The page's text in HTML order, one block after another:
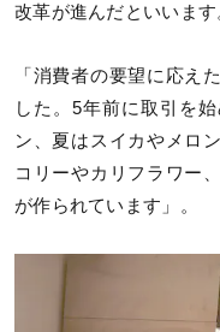
改革が進んだといいます
「消費者の要望に応え
した。5年前に取引を
ン、夏はスイカやメロ
コリーやカリフラワー
が作られています」。